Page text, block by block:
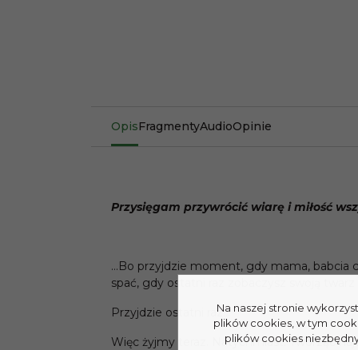
OpisFragmentyAudioOpinie
Przysięgam przywrócić wiarę i miłość
…Bo przyjdzie moment, gdy mama, babcia
spać, gdy ostatni raz zobaczysz swoją
Przyjdzie ostatni raz…
Więc żyjmy teraz. Natychmiast. Tworząc
Na naszej stronie
plików cookies, w tym
plików cookies